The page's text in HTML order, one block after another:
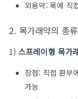
외용약: 목에 직
2. 목가래약의 종
1) 스프레이형 목가
장점: 직접 환부
가능